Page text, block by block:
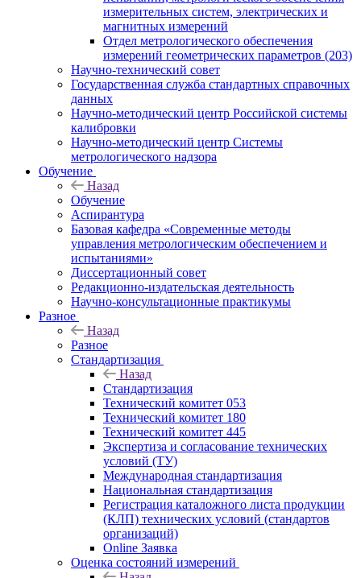
измерительных систем, электрических и
магнитных измерений
Отдел метрологического обеспечения
измерений геометрических параметров (203)
Научно-технический совет
Государственная служба стандартных справочных
данных
Научно-методический центр Российской системы
калибровки
Научно-методический центр Системы
метрологического надзора
Обучение
Назад
Обучение
Аспирантура
Базовая кафедра «Современные методы
управления метрологическим обеспечением и
испытаниями»
Диссертационный совет
Редакционно-издательская деятельность
Научно-консультационные практикумы
Разное
Назад
Разное
Стандартизация
Назад
Стандартизация
Технический комитет 053
Технический комитет 180
Технический комитет 445
Экспертиза и согласование технических
условий (ТУ)
Международная стандартизация
Национальная стандартизация
Регистрация каталожного листа продукции
(КЛП) технических условий (стандартов
организаций)
Online Заявка
Оценка состояний измерений